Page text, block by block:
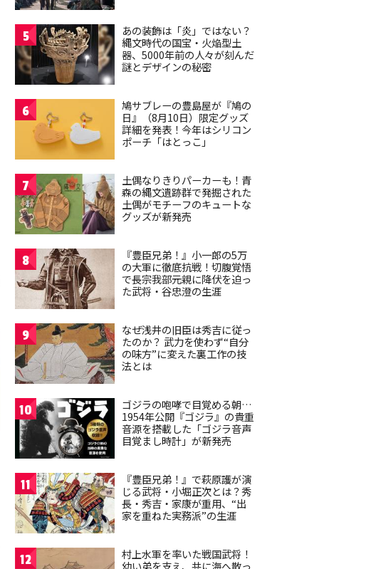
5
あの装飾は「炎」ではない？
縄文時代の国宝・火焔型土
器、5000年前の人々が刻んだ
謎とデザインの秘密
6
鳩サブレーの豊島屋が『鳩の
日』（8月10日）限定グッズ
詳細を発表！今年はシリコン
ポーチ「はとっこ」
7
土偶なりきりパーカーも！青
森の縄文遺跡群で発掘された
土偶がモチーフのキュートな
グッズが新発売
8
『豊臣兄弟！』小一郎の5万
の大軍に徹底抗戦！切腹覚悟
で長宗我部元親に降伏を迫っ
た武将・谷忠澄の生涯
9
なぜ浅井の旧臣は秀吉に従っ
たのか？ 武力を使わず“自分
の味方”に変えた裏工作の技
法とは
10
ゴジラの咆哮で目覚める朝…
1954年公開『ゴジラ』の貴重
音源を搭載した「ゴジラ音声
目覚まし時計」が新発売
11
『豊臣兄弟！』で萩原護が演
じる武将・小堀正次とは？秀
長・秀吉・家康が重用、“出
家を重ねた実務派”の生涯
12
村上水軍を率いた戦国武将！
幼い弟を支え、共に海へ散っ